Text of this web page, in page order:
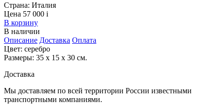
Страна: Италия
Цена 57 000 i
В корзину
В наличии
Описание Доставка Оплата
Цвет: серебро
Размеры: 35 х 15 х 30 см.
Доставка
Мы доставляем по всей территории России известными
транспортными компаниями.